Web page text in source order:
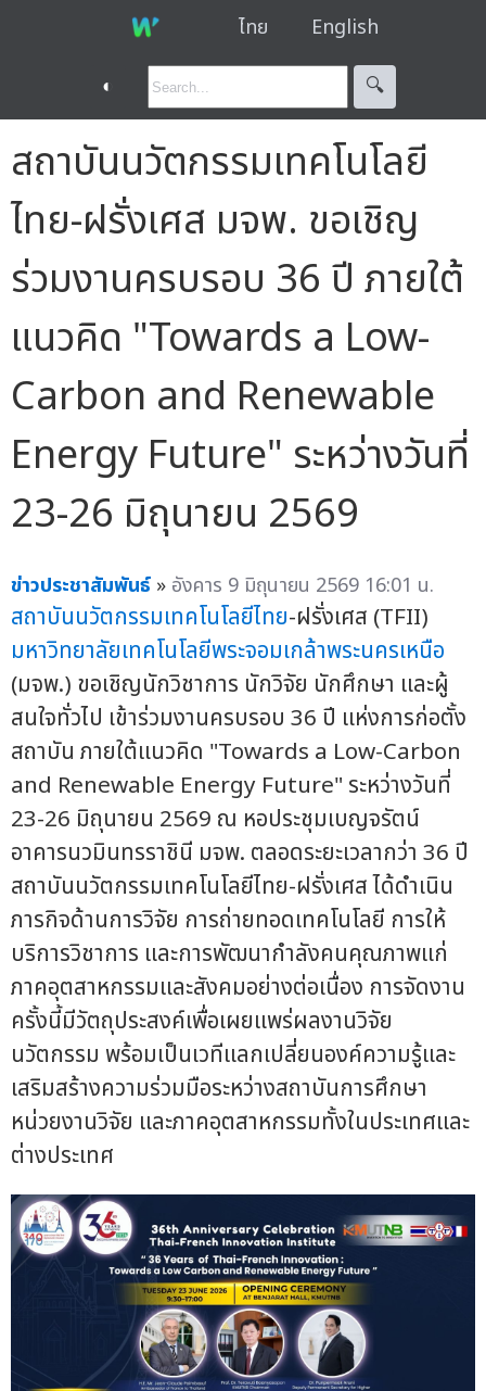
ไทย English
◐ 🔍︎
สถาบันนวัตกรรมเทคโนโลยี
ไทย-ฝรั่งเศส มจพ. ขอเชิญ
ร่วมงานครบรอบ 36 ปี ภายใต้
แนวคิด "Towards a Low-
Carbon and Renewable
Energy Future" ระหว่างวันที่
23-26 มิถุนายน 2569
ข่าวประชาสัมพันธ์ » อังคาร 9 มิถุนายน 2569 16:01 น.
สถาบันนวัตกรรมเทคโนโลยีไทย-ฝรั่งเศส (TFII)
มหาวิทยาลัยเทคโนโลยีพระจอมเกล้าพระนครเหนือ
(มจพ.) ขอเชิญนักวิชาการ นักวิจัย นักศึกษา และผู้
สนใจทั่วไป เข้าร่วมงานครบรอบ 36 ปี แห่งการก่อตั้ง
สถาบัน ภายใต้แนวคิด "Towards a Low-Carbon
and Renewable Energy Future" ระหว่างวันที่
23-26 มิถุนายน 2569 ณ หอประชุมเบญจรัตน์
อาคารนวมินทรราชินี มจพ. ตลอดระยะเวลากว่า 36 ปี
สถาบันนวัตกรรมเทคโนโลยีไทย-ฝรั่งเศส ได้ดำเนิน
ภารกิจด้านการวิจัย การถ่ายทอดเทคโนโลยี การให้
บริการวิชาการ และการพัฒนากำลังคนคุณภาพแก่
ภาคอุตสาหกรรมและสังคมอย่างต่อเนื่อง การจัดงาน
ครั้งนี้มีวัตถุประสงค์เพื่อเผยแพร่ผลงานวิจัย
นวัตกรรม พร้อมเป็นเวทีแลกเปลี่ยนองค์ความรู้และ
เสริมสร้างความร่วมมือระหว่างสถาบันการศึกษา
หน่วยงานวิจัย และภาคอุตสาหกรรมทั้งในประเทศและ
ต่างประเทศ